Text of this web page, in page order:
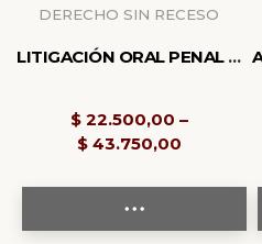
DERECHO SIN RECESO
LITIGACIÓN ORAL PENAL – DSR 11° EDICIÓN
$22.500,00 –
$43.750,00